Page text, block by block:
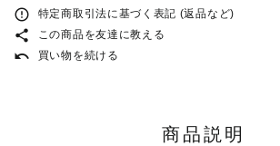
error_outline 特定商取引法に基づく表記 (返品など)
share この商品を友達に教える
undo 買い物を続ける
商品説明